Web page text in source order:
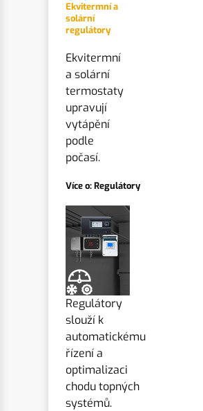
Ekvitermní a
solární
regulátory
Ekvitermní
a solární
termostaty
upravují
vytápění
podle
počasí.
Více o: Regulátory
Regulátory
slouží k
automatickému
řízení a
optimalizaci
chodu topných
systémů.